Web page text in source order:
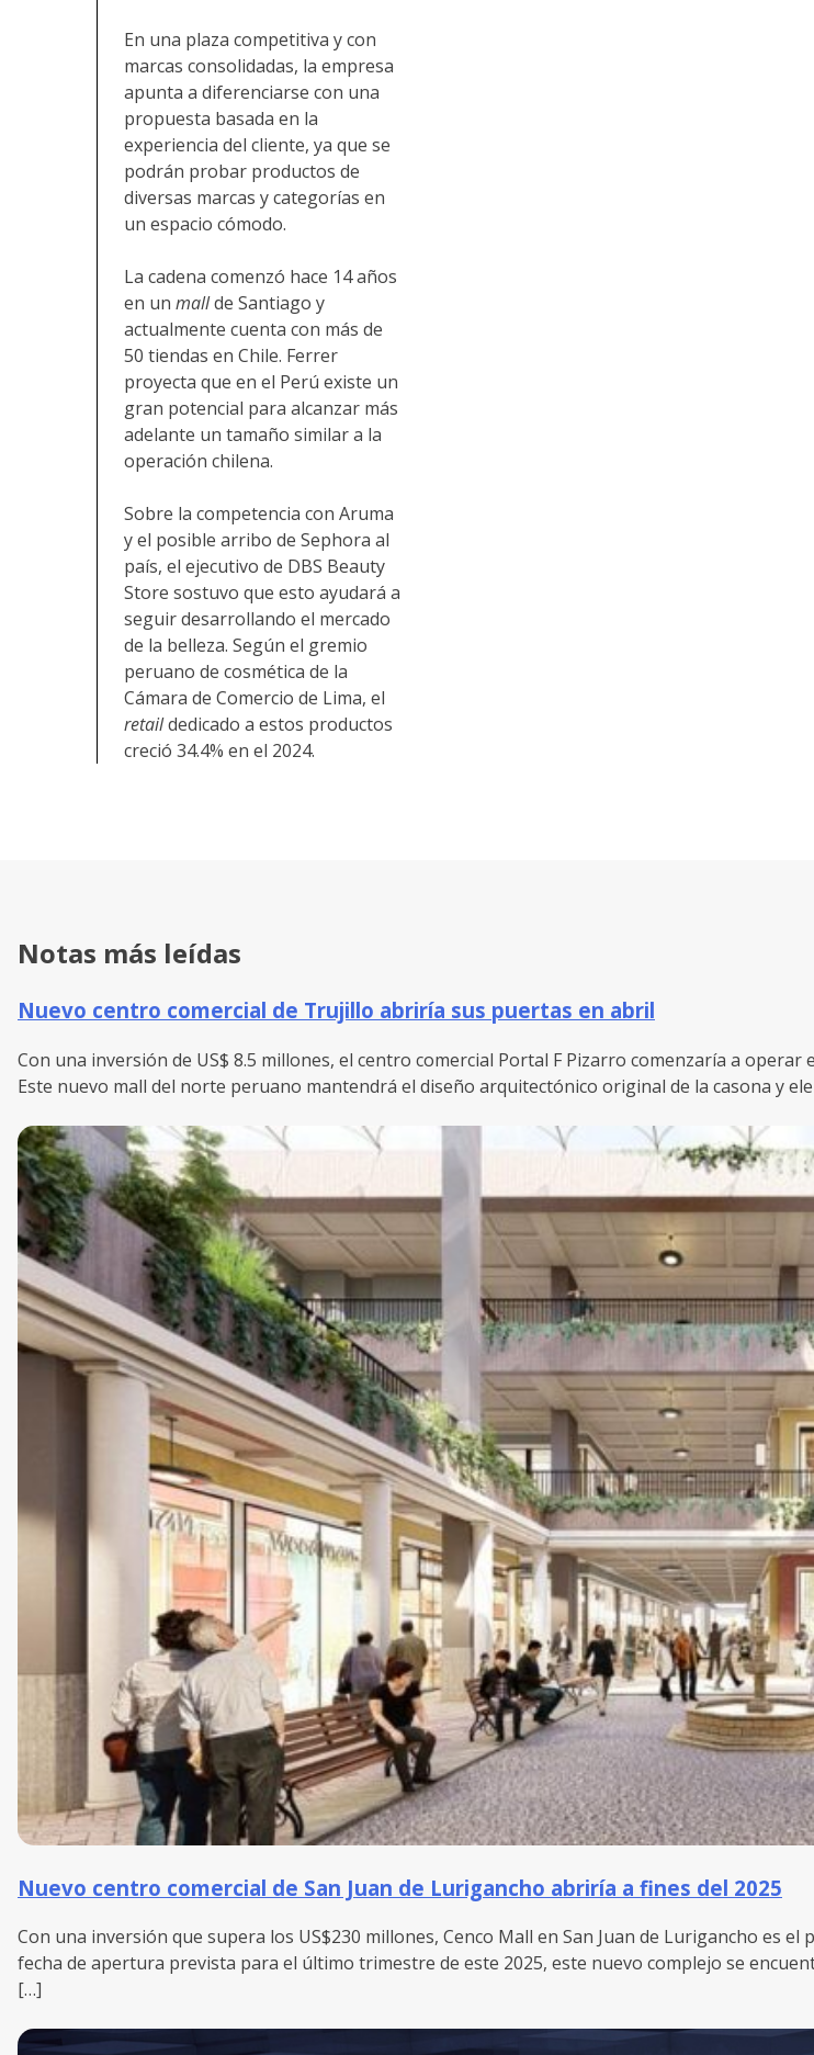
En una plaza competitiva y con
marcas consolidadas, la empresa
apunta a diferenciarse con una
propuesta basada en la
experiencia del cliente, ya que se
podrán probar productos de
diversas marcas y categorías en
un espacio cómodo.
La cadena comenzó hace 14 años
en un mallde Santiago y
actualmente cuenta con más de
50 tiendas en Chile. Ferrer
proyecta que en el Perú existe un
gran potencial para alcanzar más
adelante un tamaño similar a la
operación chilena.
Sobre la competencia con Aruma
y el posible arribo de Sephora al
país, el ejecutivo de DBS Beauty
Store sostuvo que esto ayudará a
seguir desarrollando el mercado
de la belleza. Según el gremio
peruano de cosmética de la
Cámara de Comercio de Lima, el
retaildedicado a estos productos
creció 34.4% en el 2024.
Notas más leídas
Nuevo centro comercial de Trujillo abriría sus puertas en abril
Con una inversión de US$ 8.5 millones, el centro comercial Portal F Pizarro comenzaría a
Este nuevo mall del norte peruano mantendrá el diseño arquitectónico original de la casona y
Nuevo centro comercial de San Juan de Lurigancho abriría a fines del 2025
Con una inversión que supera los US$230 millones, Cenco Mall en San Juan de Lurigancho es
fecha de apertura prevista para el último trimestre de este 2025, este nuevo complejo se
[…]